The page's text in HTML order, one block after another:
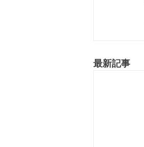
最新記事